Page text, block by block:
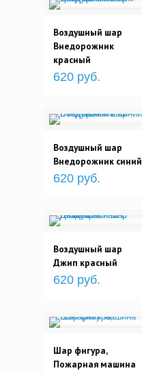
Воздушный шар
Внедорожник
красный
620 руб.
Воздушный шар
Внедорожник синий
620 руб.
Воздушный шар
Джип красный
620 руб.
Шар фигура,
Пожарная машина